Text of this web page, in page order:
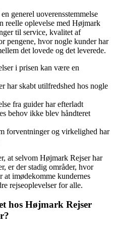
generel uoverensstemmelse
reelle oplevelse med Højmark
til service, kvalitet af
pengene, hvor nogle kunder har
det lovede og det leverede.
i prisen kan være en
har skabt utilfredshed hos nogle
fra guider har efterladt
behov ikke blev håndteret
forventninger og virkelighed har
at selvom Højmark Rejser har
er der stadig områder, hvor
at imødekomme kundernes
rejseoplevelser for alle.
hos Højmark Rejser